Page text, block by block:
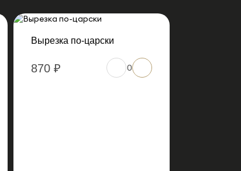
Вырезка по-царски
870 ₽ 0